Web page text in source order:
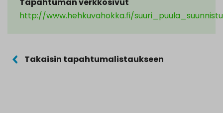
http://www.hehkuvahokka.fi/
Takaisin tapahtumalistaukseen